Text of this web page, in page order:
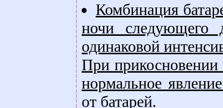
Комбинация
ночи следующего
одинаковой
При прикосновении
нормальное
от батарей.